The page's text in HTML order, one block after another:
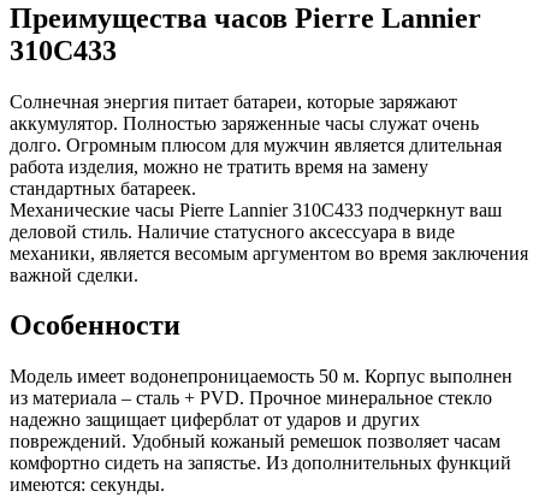
Преимущества часов Pierre Lannier
310C433
Солнечная энергия питает батареи, которые заряжают
аккумулятор. Полностью заряженные часы служат очень
долго. Огромным плюсом для мужчин является длительная
работа изделия, можно не тратить время на замену
стандартных батареек.
Механические часы Pierre Lannier 310C433 подчеркнут ваш
деловой стиль. Наличие статусного аксессуара в виде
механики, является весомым аргументом во время заключения
важной сделки.
Особенности
Модель имеет водонепроницаемость 50 м. Корпус выполнен
из материала – сталь + PVD. Прочное минеральное стекло
надежно защищает циферблат от ударов и других
повреждений. Удобный кожаный ремешок позволяет часам
комфортно сидеть на запястье. Из дополнительных функций
имеются: секунды.